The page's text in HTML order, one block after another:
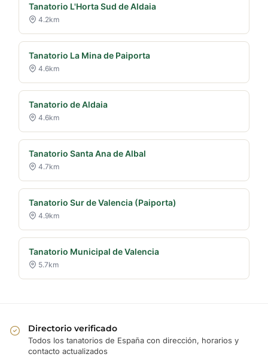
Tanatorio L'Horta Sud de Aldaia
4.2km
Tanatorio La Mina de Paiporta
4.6km
Tanatorio de Aldaia
4.6km
Tanatorio Santa Ana de Albal
4.7km
Tanatorio Sur de Valencia (Paiporta)
4.9km
Tanatorio Municipal de Valencia
5.7km
Directorio verificado
Todos los tanatorios de España con dirección, horarios y
contacto actualizados